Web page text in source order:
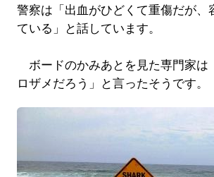
警察は「出血がひどくて重傷だが、
ている」と話しています。
ボードのかみあとを見た専門家は
ロザメだろう」と言ったそうです。